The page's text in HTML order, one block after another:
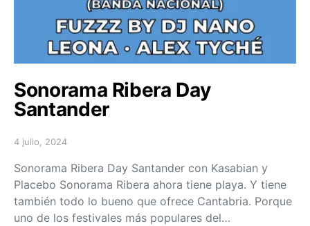
Sonorama Ribera Day
Santander
Posted on
4 julio, 2024
Sonorama Ribera Day Santander con Kasabian y
Placebo Sonorama Ribera ahora tiene playa. Y tiene
también todo lo bueno que ofrece Cantabria. Porque
uno de los festivales más populares del…